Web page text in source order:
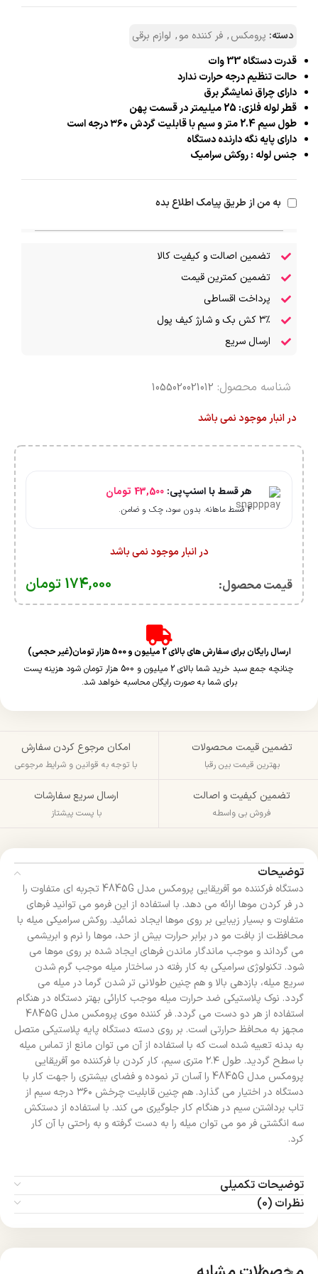
دسته: پرومکس, فر کننده‌ مو, لوازم برقی
قدرت دستگاه 33 وات
حالت تنظیم درجه حرارت ندارد
دارای چراق نمایشگر برق
قطر لوله فلزی: 25 میلیمتر در قسمت پهن
طول سیم 2.4 متر و سیم با قابلیت گردش ۳۶۰ درجه است
دارای پایه نگه دارنده دستگاه
جنس لوله : روکش سرامیک
به من از طریق پیامک اطلاع بده
تضمین اصالت و کیفیت کالا
تضمین کمترین قیمت
پرداخت اقساطی
۳٪ کش بک و شارژ کیف پول
ارسال سریع
شناسه محصول: 1055020021012
در انبار موجود نمی باشد
هر قسط با اسنپ‌پی: 43,500 تومان
۴ قسط ماهانه. بدون سود، چک و ضامن.
در انبار موجود نمی باشد
قیمت محصول:​ 174,000 تومان
ارسال رایگان برای سفارش های بالای 2 میلیون و 500 هزار تومان(غیر حجمی)
چنانچه جمع سبد خرید شما بالای 2 میلیون و 500 هزار تومان شود هزینه پست
برای شما به صورت رایگان محاسبه خواهد شد.
تضمین قیمت محصولات
بهترین قیمت بین رقبا
امکان مرجوع کردن سفارش
با توجه به قوانین و شرایط مرجوعی
تضمین کیفیت و اصالت
فروش بی واسطه
ارسال سریع سفارشات
با پست پیشتاز
توضیحات
دستگاه فرکننده مو آفریقایی پرومکس مدل 4845G تجربه ای متفاوت را
در فر کردن موها ارائه می دهد. با استفاده از این فرمو می توانید فرهای
متفاوت و بسیار زیبایی بر روی موها ایجاد نمائید. روکش سرامیکی میله با
محافظت از بافت مو در برابر حرارت بیش از حد، موها را نرم و ابریشمی
می گرداند و موجب ماندگار ماندن فرهای ایجاد شده بر روی موها می
شود. تکنولوژی سرامیکی به کار رفته در ساختار میله موجب گرم شدن
سریع میله، بازدهی بالا و هم چنین طولانی تر شدن گرما در میله می
گردد. نوک پلاستیکی ضد حرارت میله موجب کارائی بهتر دستگاه در هنگام
استفاده از هر دو دست می گردد. فر کننده موی پرومکس مدل 4845G
مجهز به محافظ حرارتی است. بر روی دسته دستگاه پایه پلاستیکی متصل
به بدنه تعبیه شده است که با استفاده از آن می توان مانع از تماس میله
با سطح گردید. طول ۲.۴ متری سیم، کار کردن با فرکننده مو آفریقایی
پرومکس مدل 4845G را آسان تر نموده و فضای بیشتری را جهت کار با
دستگاه در اختیار می گذارد. هم چنین قابلیت چرخش ۳۶۰ درجه سیم از
تاب برداشتن سیم در هنگام کار جلوگیری می کند. با استفاده از دستکش
سه انگشتی فر مو می توان میله را به دست گرفته و به راحتی با آن کار
کرد.
توضیحات تکمیلی
نظرات (0)